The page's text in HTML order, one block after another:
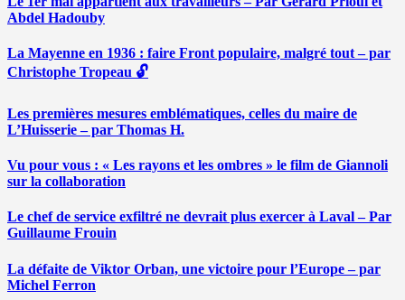
Abdel Hadouby
La Mayenne en 1936 : faire Front populaire, malgré tout – par
Christophe Tropeau 🔓
Les premières mesures emblématiques, celles du maire de
L’Huisserie – par Thomas H.
Vu pour vous : « Les rayons et les ombres » le film de Giannoli
sur la collaboration
Le chef de service exfiltré ne devrait plus exercer à Laval – Par
Guillaume Frouin
La défaite de Viktor Orban, une victoire pour l’Europe – par
Michel Ferron